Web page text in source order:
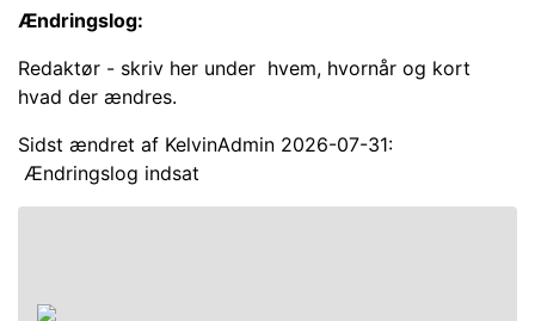
Ændringslog:
Redaktør - skriv her under hvem, hvornår og kort
hvad der ændres.
Sidst ændret af KelvinAdmin 2026-07-31:
Ændringslog indsat